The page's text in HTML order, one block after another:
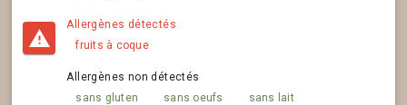
Allergènes détectés
fruits à coque
Allergènes non détectés
sans gluten
sans oeufs sans lait